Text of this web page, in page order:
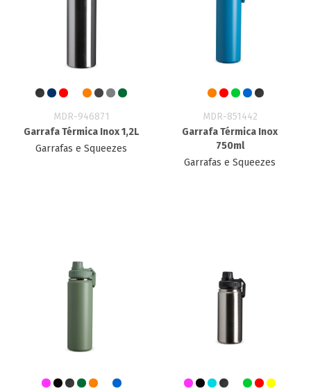
MDR-946871
Garrafa Térmica Inox 1,2L
Garrafas e Squeezes
MDR-851442
Garrafa Térmica Inox
750ml
Garrafas e Squeezes